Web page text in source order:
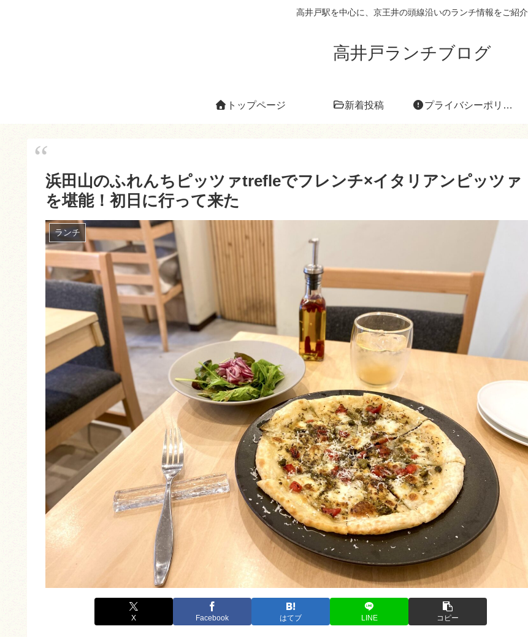
高井戸駅を中心に、京王井の頭線沿いのランチ情報をご紹介
高井戸ランチブログ
トップページ 新着投稿 プライバシーポリシー
浜田山のふれんちピッツァtrefleでフレンチ×イタリアンピッツァ
を堪能！初日に行って来た
ランチ
X Facebook はてブ LINE コピー